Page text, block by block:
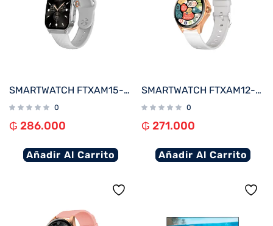
SMARTWATCH FTXAM15-SVW 51MM PLATA/GRIS ANDROID/IOS/BT/FREC. CARD
0
₲ 286.000
Añadir Al Carrito
SMARTWATCH FTXAM12-RGW 49MM ROSE GOLD/GRIS ANDROID/IOS/BT/FREC. CARD
0
₲ 271.000
Añadir Al Carrito